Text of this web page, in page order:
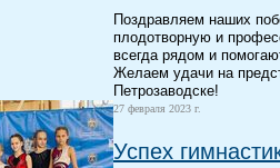
Поздравляем наших
плодотворную и
всегда рядом и
Желаем удачи на
Петрозаводске!
27 февраля 2023 г.
Успех